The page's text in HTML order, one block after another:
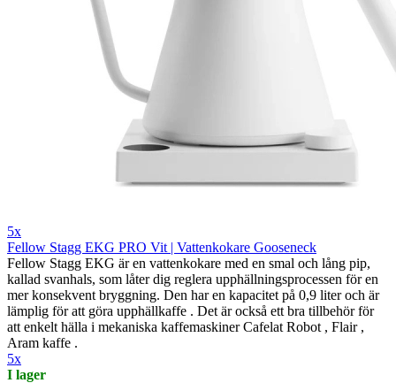
5x
Fellow Stagg EKG PRO Vit | Vattenkokare Gooseneck
Fellow Stagg EKG är en vattenkokare med en smal och lång pip,
kallad svanhals, som låter dig reglera upphällningsprocessen för en
mer konsekvent bryggning. Den har en kapacitet på 0,9 liter och är
lämplig för att göra upphällkaffe . Det är också ett bra tillbehör för
att enkelt hälla i mekaniska kaffemaskiner Cafelat Robot , Flair ,
Aram kaffe .
5x
I lager